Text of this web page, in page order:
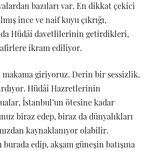
bazıları var. En dikkat çekici
ince ve naif kuyu çıkrığı,
Hüdâî davetlilerinin getirdikleri,
ikram ediliyor.
giriyoruz. Derin bir sessizlik.
Hüdâî Hazretlerinin
İstanbul’un ötesine kadar
biraz edep, biraz da dünyalıkları
kaynaklanıyor olabilir.
edip, akşam güneşin batışına